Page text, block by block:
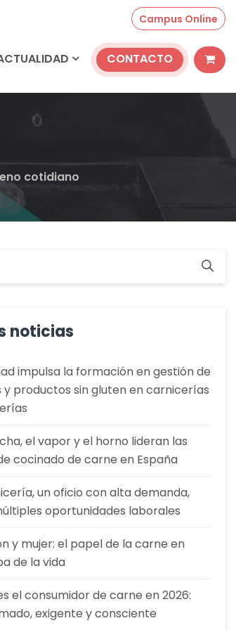
Campus Online
CONTACTO
cotidiano
noticias
impulsa la formación en gestión de
y productos sin gluten en carnicerías
el vapor y el horno lideran las
cocinado de carne en España
un oficio con alta demanda,
oportunidades laborales
y mujer: el papel de la carne en
de la vida
el consumidor de carne en 2026:
exigente y consciente